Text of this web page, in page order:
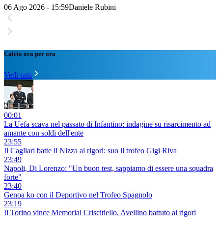
06 Ago 2026 - 15:59Daniele Rubini
Calcio ora per ora
Vedi tutti
00:01
La Uefa scava nel passato di Infantino: indagine su risarcimento ad
amante con soldi dell'ente
23:55
Il Cagliari batte il Nizza ai rigori: suo il trofeo Gigi Riva
23:49
Napoli, Di Lorenzo: "Un buon test, sappiamo di essere una squadra
forte"
23:40
Genoa ko con il Deportivo nel Trofeo Spagnolo
23:19
Il Torino vince Memorial Criscitiello, Avellino battuto ai rigori